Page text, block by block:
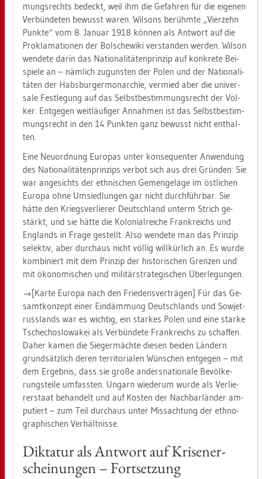
mungs­rechts be­deckt, weil ihm die Ge­fah­ren für die ei­ge­nen
Ver­bün­de­ten be­wusst waren. Wil­sons be­rühm­te „Vier­zehn
Punk­te“ vom 8. Ja­nu­ar 1918 kön­nen als Ant­wort auf die
Pro­kla­ma­tio­nen der Bol­sche­wi­ki ver­stan­den wer­den. Wil­son
wen­de­te darin das Na­tio­na­li­tä­ten­prin­zip auf kon­kre­te Bei­
spie­le an – näm­lich zu­guns­ten der Polen und der Na­tio­na­li­
tä­ten der Habs­bur­ger­mon­ar­chie, ver­mied aber die uni­ver­
sa­le Fest­le­gung auf das Selbst­be­stim­mungs­recht der Völ­
ker. Ent­ge­gen weit­läu­fi­ger An­nah­men ist das Selbst­be­stim­
mungs­recht in den 14 Punk­ten ganz be­wusst nicht ent­hal­
ten.
Eine Neu­ord­nung Eu­ro­pas unter kon­se­quen­ter An­wen­dung
des Na­tio­na­li­tä­ten­prin­zips ver­bot sich aus drei Grün­den: Sie
war an­ge­sichts der eth­ni­schen Ge­men­ge­la­ge im öst­li­chen
Eu­ro­pa ohne Um­sied­lun­gen gar nicht durch­führ­bar. Sie
hätte den Kriegs­ver­lie­rer Deutsch­land un­term Strich ge­
stärkt, und sie hätte die Ko­lo­ni­al­rei­che Frank­reichs und
Eng­lands in Frage ge­stellt. Also wen­de­te man das Prin­zip
se­lek­tiv, aber durch­aus nicht völ­lig will­kür­lich an. Es wurde
kom­bi­niert mit dem Prin­zip der his­to­ri­schen Gren­zen und
mit öko­no­mi­schen und mi­li­tär­stra­te­gi­schen Über­le­gun­gen.
→[Karte Eu­ro­pa nach den Frie­dens­ver­trä­gen] Für das Ge­
samt­kon­zept einer Ein­däm­mung Deutsch­lands und So­wjet­
russ­lands war es wich­tig, ein star­kes Polen und eine star­ke
Tsche­cho­slo­wa­kei als Ver­bün­de­te Frank­reichs zu schaf­fen.
Daher kamen die Sie­ger­mäch­te die­sen bei­den Län­dern
grund­sätz­lich deren ter­ri­to­ria­len Wün­schen ent­ge­gen – mit
dem Er­geb­nis, dass sie große an­ders­na­tio­na­le Be­völ­ke­
rungs­tei­le um­fass­ten. Un­garn wie­der­um wurde als Ver­lie­
rer­staat be­han­delt und auf Kos­ten der Nach­bar­län­der am­
pu­tiert – zum Teil durch­aus unter Miss­ach­tung der eth­no­
gra­phi­schen Ver­hält­nis­se.
Dik­ta­tur als Ant­wort auf Kri­sen­er­
schei­nun­gen – Fort­set­zung